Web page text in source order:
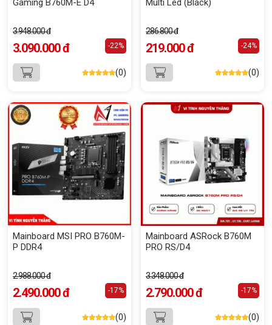
Gaming B760M-E D4
3.948.000 đ
3.090.000 đ -22%
(0)
Multi Led (Black)
286.800 đ
219.000 đ -24%
(0)
Mainboard MSI PRO B760M-
P DDR4
2.988.000 đ
2.490.000 đ -17%
(0)
Mainboard ASRock B760M
PRO RS/D4
3.348.000 đ
2.790.000 đ -17%
(0)